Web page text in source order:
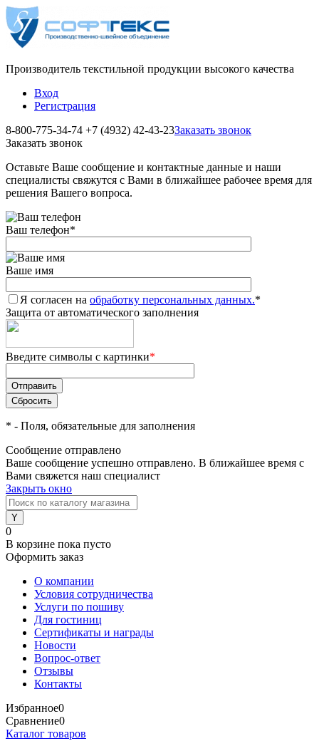
Производитель текстильной продукции высокого качества
Вход
Регистрация
8-800-775-34-74 +7 (4932) 42-43-23Заказать звонок
Заказать звонок
Оставьте Ваше сообщение и контактные данные и наши
специалисты свяжутся с Вами в ближайшее рабочее время для
решения Вашего вопроса.
Ваш телефон*
Ваше имя
Я согласен на обработку персональных данных.*
Защита от автоматического заполнения
Введите символы с картинки*
* - Поля, обязательные для заполнения
Сообщение отправлено
Ваше сообщение успешно отправлено. В ближайшее время с
Вами свяжется наш специалист
Закрыть окно
0
В корзине пока пусто
Оформить заказ
О компании
Условия сотрудничества
Услуги по пошиву
Для гостиниц
Сертификаты и награды
Новости
Вопрос-ответ
Отзывы
Контакты
Избранное0
Сравнение0
Каталог товаров